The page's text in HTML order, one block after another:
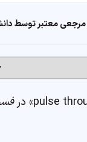
معتبر توسط